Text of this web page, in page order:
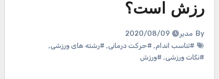
رزش است؟
By مدیر
2020/08/09
#تناسب اندام, #حرکت درمانی, #رشته های ورزشی,
#نکات ورزشی, #ورزش